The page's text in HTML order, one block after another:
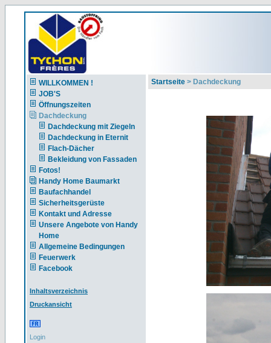
WILLKOMMEN !
JOB'S
Öffnungszeiten
Dachdeckung
Dachdeckung mit Ziegeln
Dachdeckung in Eternit
Flach-Dächer
Bekleidung von Fassaden
Fotos!
Handy Home Baumarkt
Baufachhandel
Sicherheitsgerüste
Kontakt und Adresse
Unsere Angebote von Handy
Home
Allgemeine Bedingungen
Feuerwerk
Facebook
Inhaltsverzeichnis
Druckansicht
Login
Startseite > Dachdeckung